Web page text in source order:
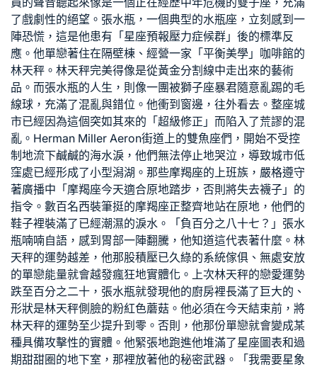
了戲劇性的絕望。張水瓶，一個典型的水瓶座，立刻感到一
陣恐慌，這是他患有「星座預報壓力症候群」後的標準反
應。他單戀著住在隔壁棟、經營一家「平衡美學」咖啡館的
林天秤。林天秤完美得像是從黃金分割線中走出來的藝術
品。而張水瓶的人生，則像一團被獅子座暴君隨意亂踢的毛
線球，充滿了混亂與錯位。他衝到窗邊，往外看去。整座城
市已經因為這個突如其來的「超級修正」而陷入了荒謬的混
亂。 Herman Miller Aeron街道上的雙魚座們，開始不受控
制地流下鹹鹹的海水淚，他們無法停止地哭泣，導致城市低
窪處已經形成了小型潟湖。那些摩羯座的上班族，嚴格遵守
著廣播中「摩羯座今天適合原地踏步，否則將失去襪子」的
指令。數百名西裝筆挺的摩羯座正整齊地站在原地，他們的
鞋子裡裝滿了已經潮濕的淚水。「負百分之八十七？」張水
瓶喃喃自語，感到胃部一陣翻騰，他知道這代表著什麼。林
天秤的運勢越差，他那股積壓已久綠的系統傢俱 、無處安放
的單戀能量就會越發瘋狂地實體化。上次林天秤的戀愛運勢
跌至百分之二十，張水瓶就發現他的廚房裡長滿了巨大的、
形狀是林天秤側臉的粉紅色蘑菇。他必須在今天結束前，將
林天秤的運勢至少提升到零。否則，他那份單戀就會變成某
種具備攻擊性的實體。他緊張地跑進他堆滿了星座圖表和過
期甜甜圈的地下室，那裡放著他的秘密武器。「我需要星象